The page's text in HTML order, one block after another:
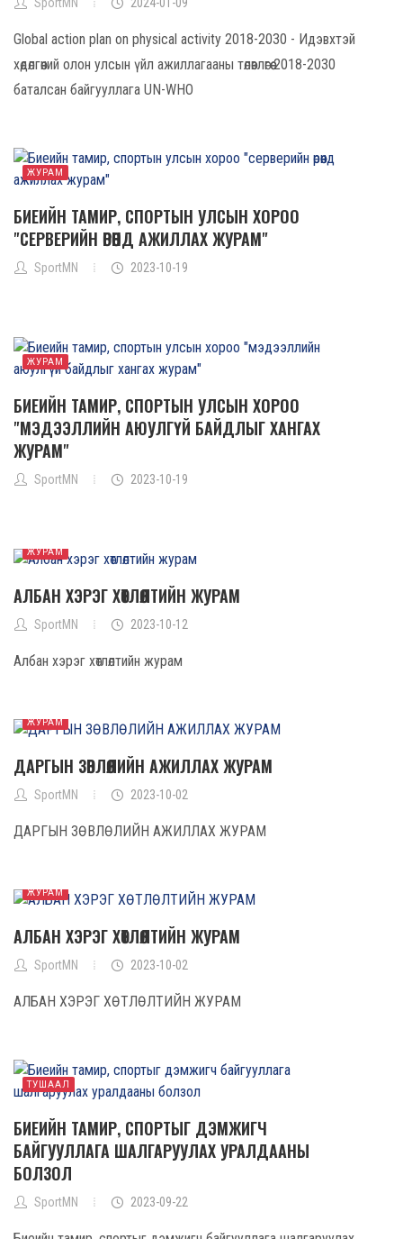
Global action plan on physical activity 2018-2030 - Идэвхтэй
хөдөлгөөний олон улсын үйл ажиллагааны төлөвлөгөө 2018-2030
баталсан байгууллага UN-WHO
ЖУРАМ
БИЕИЙН ТАМИР, СПОРТЫН УЛСЫН ХОРОО
"СЕРВЕРИЙН ӨРӨӨНД АЖИЛЛАХ ЖУРАМ"
SportMN 2023-10-19
ЖУРАМ
БИЕИЙН ТАМИР, СПОРТЫН УЛСЫН ХОРОО
"МЭДЭЭЛЛИЙН АЮУЛГҮЙ БАЙДЛЫГ ХАНГАХ
ЖУРАМ"
SportMN 2023-10-19
ЖУРАМ
АЛБАН ХЭРЭГ ХӨТЛӨЛТИЙН ЖУРАМ
SportMN 2023-10-12
Албан хэрэг хөтлөлтийн журам
ЖУРАМ
ДАРГЫН ЗӨВЛӨЛИЙН АЖИЛЛАХ ЖУРАМ
SportMN 2023-10-02
ДАРГЫН ЗӨВЛӨЛИЙН АЖИЛЛАХ ЖУРАМ
ЖУРАМ
АЛБАН ХЭРЭГ ХӨТЛӨЛТИЙН ЖУРАМ
SportMN 2023-10-02
АЛБАН ХЭРЭГ ХӨТЛӨЛТИЙН ЖУРАМ
ТУШААЛ
БИЕИЙН ТАМИР, СПОРТЫГ ДЭМЖИГЧ
БАЙГУУЛЛАГА ШАЛГАРУУЛАХ УРАЛДААНЫ
БОЛЗОЛ
SportMN 2023-09-22